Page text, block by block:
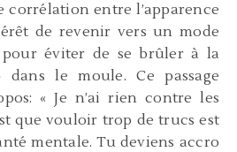
corrélation entre l’apparence
de revenir vers un mode
éviter de se brûler à la
le moule. Ce passage
« Je n’ai rien contre les
que vouloir trop de trucs est
mentale. Tu deviens accro